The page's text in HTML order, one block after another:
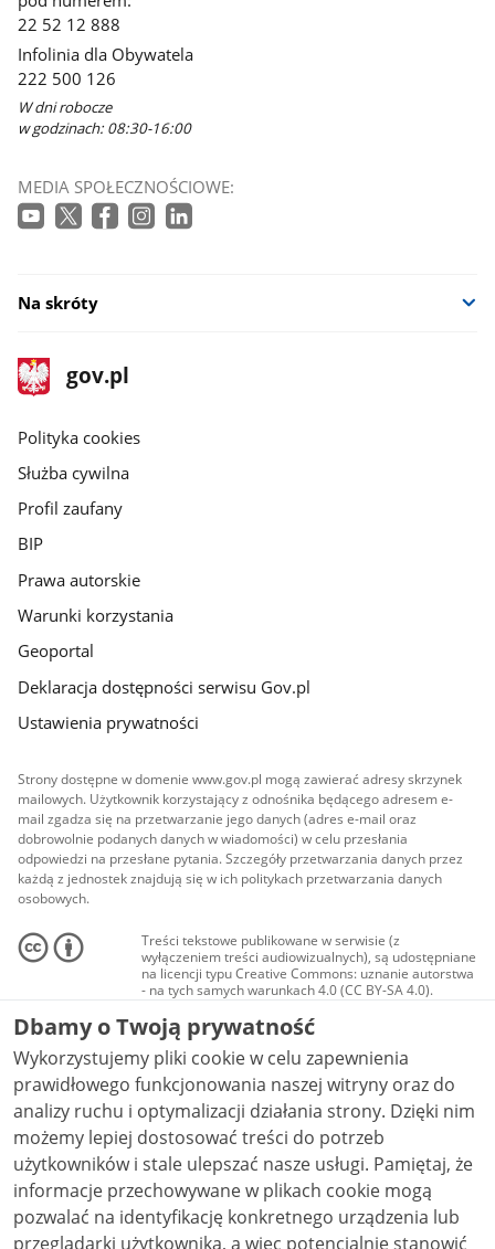
22 52 12 888
Infolinia dla Obywatela
222 500 126
W dni robocze
w godzinach: 08:30-16:00
MEDIA SPOŁECZNOŚCIOWE:
Na skróty
stopka
gov.pl
Strona
gov.pl
gov.pl
Polityka cookies
Służba cywilna
Profil zaufany
BIP
Prawa autorskie
Warunki korzystania
Geoportal
Deklaracja dostępności serwisu Gov.pl
Ustawienia prywatności
Strony dostępne w domenie www.gov.pl mogą zawierać adresy skrzynek
mailowych. Użytkownik korzystający z odnośnika będącego adresem e-
mail zgadza się na przetwarzanie jego danych (adres e-mail oraz
dobrowolnie podanych danych w wiadomości) w celu przesłania
odpowiedzi na przesłane pytania. Szczegóły przetwarzania danych przez
każdą z jednostek znajdują się w ich politykach przetwarzania danych
osobowych.
Treści tekstowe publikowane w serwisie (z
wyłączeniem treści audiowizualnych), są udostępniane
na licencji typu Creative Commons: uznanie autorstwa
- na tych samych warunkach 4.0 (CC BY-SA 4.0).
Materiały audiowizualne, w tym zdjęcia, materiały
audio i wideo, są udostępniane na licencji typu
Creative Commons: uznanie autorstwa użycie
niekomercyjne - bez utworów zależnych 4.0 (CC BY-
NC-ND 4.0), o ile nie jest to stwierdzone inaczej.
Dbamy o Twoją prywatność
Wykorzystujemy pliki cookie w celu zapewnienia
prawidłowego funkcjonowania naszej witryny oraz do
analizy ruchu i optymalizacji działania strony. Dzięki nim
możemy lepiej dostosować treści do potrzeb
użytkowników i stale ulepszać nasze usługi. Pamiętaj, że
informacje przechowywane w plikach cookie mogą
pozwalać na identyfikację konkretnego urządzenia lub
przeglądarki użytkownika, a więc potencjalnie stanowić